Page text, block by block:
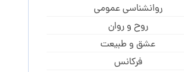
روانشناسی عمومی
روح و روان
عشق و طبیعت
فرکانس